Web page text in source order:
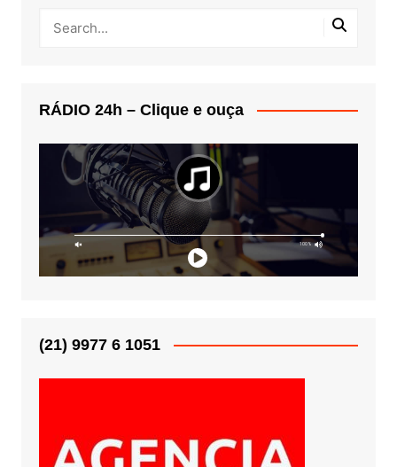
RÁDIO 24h – Clique e ouça
(21) 9977 6 1051